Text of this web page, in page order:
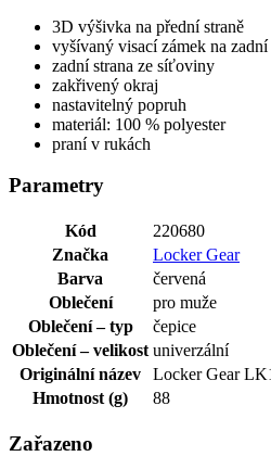
3D výšivka na přední straně
vyšívaný visací zámek na zadní
zadní strana ze síťoviny
zakřivený okraj
nastavitelný popruh
materiál: 100 % polyester
praní v rukách
Parametry
Kód
220680
Značka
Locker Gear
Barva
červená
Oblečení
pro muže
Oblečení – typ
čepice
Oblečení – velikost univerzální
Originální název
Locker Gear
Hmotnost (g)
88
Zařazeno